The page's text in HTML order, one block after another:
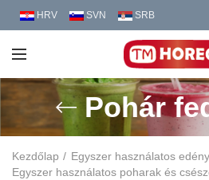
HRV SVN SRB
Pohár
Kezdőlap
Egyszer használatos
Egyszer használatos poharak és